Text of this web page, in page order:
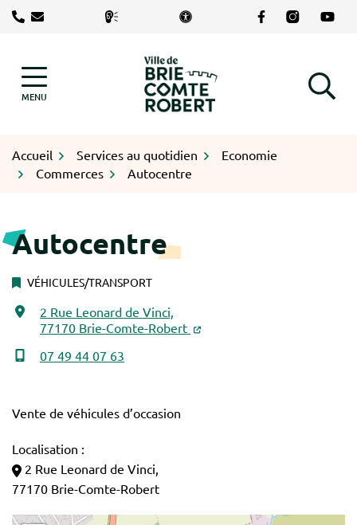
Aller
Lien vers le
Lien vers le
Lien
MENU Logo Brie-Comte-Robert
RECHERCHE
Accueil Services au quotidien
Economie
Commerces
Autocentre
Autocentre
VÉHICULES/TRANSPORT
INFOS UTILES
2 Rue Leonard de Vinci,
77170 Brie-Comte-Robert
07 49 44 07 63
Vente de véhicules d’occasion
Localisation :
2 Rue Leonard de Vinci,
77170 Brie-Comte-Robert